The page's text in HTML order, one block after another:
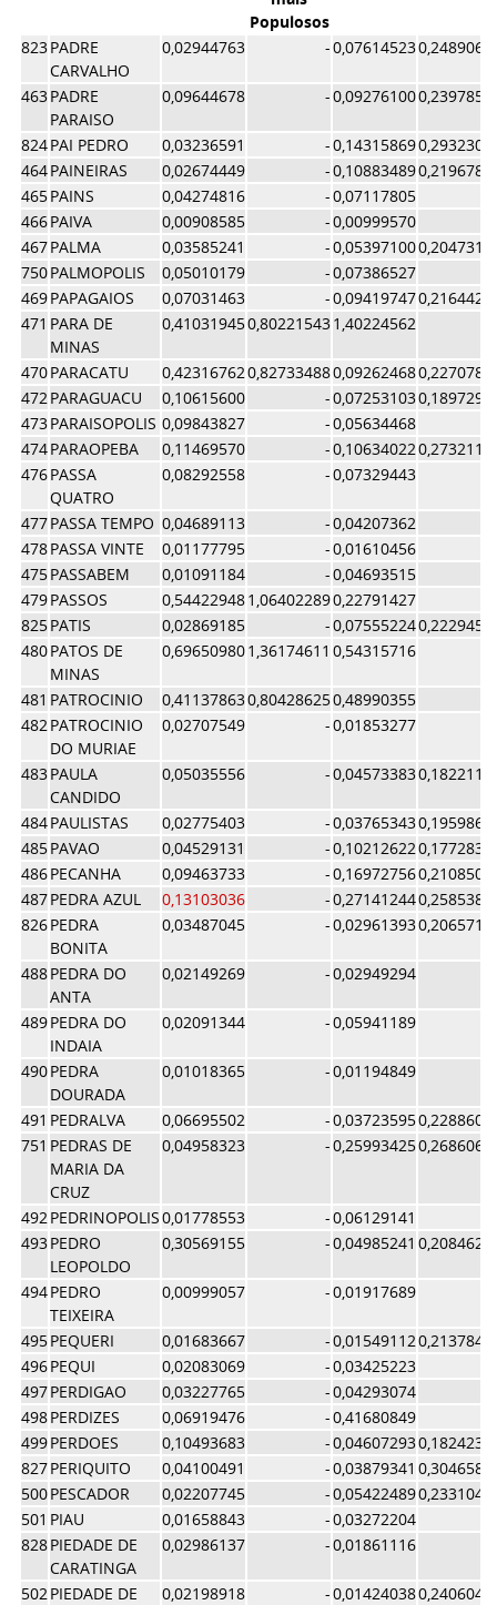
Populosos
823PADRE
CARVALHO
0,02944763 -0,07614523
463PADRE
PARAISO
0,09644678 -0,09276100
824PAI PEDRO 0,03236591 -0,14315869
464PAINEIRAS 0,02674449 -0,10883489
465PAINS 0,04274816 -0,07117805
466PAIVA 0,00908585 -0,00999570
467PALMA 0,03585241 -0,05397100
750PALMOPOLIS 0,05010179 -0,07386527
469PAPAGAIOS 0,07031463 -0,09419747
471 PARA DE
MINAS
0,410319450,802215431,40224562
470PARACATU 0,423167620,827334880,09262468
472PARAGUACU 0,10615600 -0,07253103
473PARAISOPOLIS 0,09843827 -0,05634468
474PARAOPEBA 0,11469570 -0,10634022
476PASSA
QUATRO
0,08292558 -0,07329443
477PASSA TEMPO 0,04689113 -0,04207362
478PASSA VINTE 0,01177795 -0,01610456
475PASSABEM 0,01091184 -0,04693515
479PASSOS 0,544229481,064022890,22791427
825PATIS 0,02869185 -0,07555224
480PATOS DE
MINAS
0,696509801,36174611 0,54315716
481 PATROCINIO 0,411378630,804286250,48990355
482PATROCINIO
DO MURIAE
0,02707549 -0,01853277
483PAULA
CANDIDO
0,05035556 -0,04573383
484PAULISTAS 0,02775403 -0,03765343
485PAVAO 0,04529131 -0,10212622
486PECANHA 0,09463733 -0,16972756
487PEDRA AZUL 0,13103036 -0,27141244
826PEDRA
BONITA
0,03487045 -0,02961393
488PEDRA DO
ANTA
0,02149269 -0,02949294
489PEDRA DO
INDAIA
0,02091344 -0,05941189
490PEDRA
DOURADA
0,01018365 -0,01194849
491 PEDRALVA 0,06695502 -0,03723595
751 PEDRAS DE
MARIA DA
CRUZ
0,04958323 -0,25993425
492PEDRINOPOLIS0,01778553 -0,06129141
493PEDRO
LEOPOLDO
0,30569155 -0,04985241
494PEDRO
TEIXEIRA
0,00999057 -0,01917689
495PEQUERI 0,01683667 -0,01549112
496PEQUI 0,02083069 -0,03425223
497PERDIGAO 0,03227765 -0,04293074
498PERDIZES 0,06919476 -0,41680849
499PERDOES 0,10493683 -0,04607293
827PERIQUITO 0,04100491 -0,03879341
500PESCADOR 0,02207745 -0,05422489
501 PIAU 0,01658843 -0,03272204
828PIEDADE DE
CARATINGA
0,02986137 -0,01861116
502PIEDADE DE
0,02198918 -0,01424038